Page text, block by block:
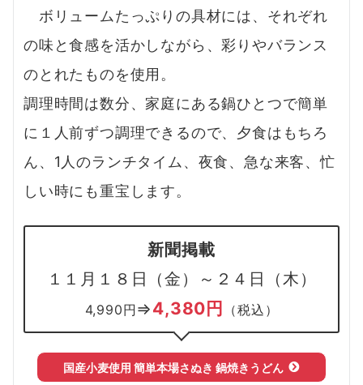
ボリュームたっぷりの具材には、それぞれ
の味と食感を活かしながら、彩りやバランス
のとれたものを使用。
調理時間は数分、家庭にある鍋ひとつで簡単
に１人前ずつ調理できるので、夕食はもちろ
ん、1人のランチタイム、夜食、急な来客、忙
しい時にも重宝します。
新聞掲載
１１月１８日（金）～２４日（木）
4,990円 ⇒4,380円 （税込）
国産小麦使用 簡単本場さぬき 鍋焼きうどん